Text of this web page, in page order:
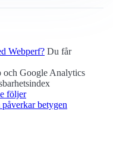
Webperf? Du får
Google Analytics
följer
betygen